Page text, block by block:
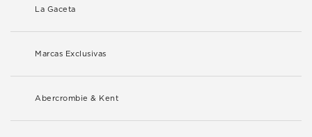
La Gaceta
Marcas Exclusivas
Abercrombie & Kent